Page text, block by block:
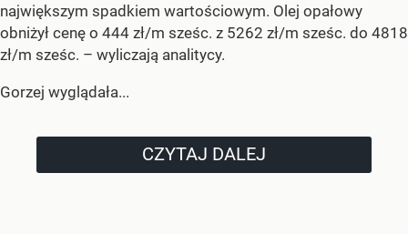
największym spadkiem wartościowym. Olej opałowy
obniżył cenę o 444 zł/m sześc. z 5262 zł/m sześc. do 4818
zł/m sześc. – wyliczają analitycy.
Gorzej wyglądała...
CZYTAJ DALEJ